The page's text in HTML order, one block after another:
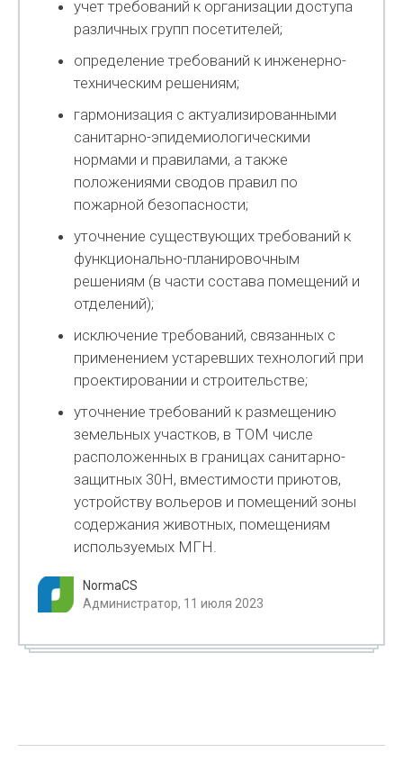
учет требований к организации доступа
различных групп посетителей;
определение требований к инженерно-
техническим решениям;
гармонизация с актуализированными
санитарно-эпидемиологическими
нормами и правилами, а также
положениями сводов правил по
пожарной безопасности;
уточнение существующих требований к
функционально-планировочным
решениям (в части состава помещений и
отделений);
исключение требований, связанных с
применением устаревших технологий при
проектировании и строительстве;
уточнение требований к размещению
земельных участков, в TOM числе
расположенных в границах санитарно-
защитных 30H, вместимости приютов,
устройству вольеров и помещений зоны
содержания животных, помещениям
используемых МГН.
NormaCS
Администратор, 11 июля 2023